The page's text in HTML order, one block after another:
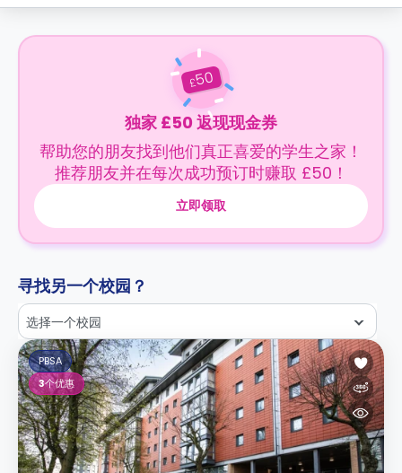
£50
独家 £50 返现现金券
帮助您的朋友找到他们真正喜爱的学生之家！
推荐朋友并在每次成功预订时赚取 £50！
立即领取
寻找另一个校园？
选择一个校园
PBSA
3个优惠